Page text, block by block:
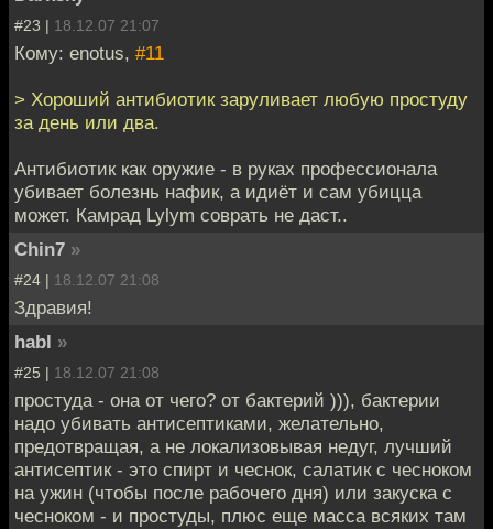
#23 | 18.12.07 21:07
Кому: enotus, #11
> Хороший антибиотик заруливает любую простуду
за день или два.
Антибиотик как оружие - в руках профессионала
убивает болезнь нафик, а идиёт и сам убицца
может. Камрад Lylym соврать не даст..
Chin7 »
#24 | 18.12.07 21:08
Здравия!
habl »
#25 | 18.12.07 21:08
простуда - она от чего? от бактерий ))), бактерии
надо убивать антисептиками, желательно,
предотвращая, а не локализовывая недуг, лучший
антисептик - это спирт и чеснок, салатик с чесноком
на ужин (чтобы после рабочего дня) или закуска с
чесноком - и простуды, плюс еще масса всяких там